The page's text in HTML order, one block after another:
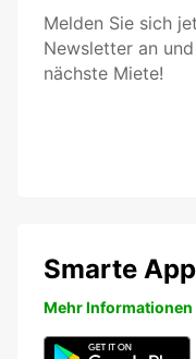
Melden Sie sich
Newsletter an
nächste Miete!
Smarte
Mehr Informationen